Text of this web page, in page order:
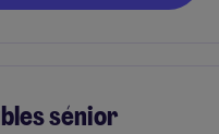
sénior